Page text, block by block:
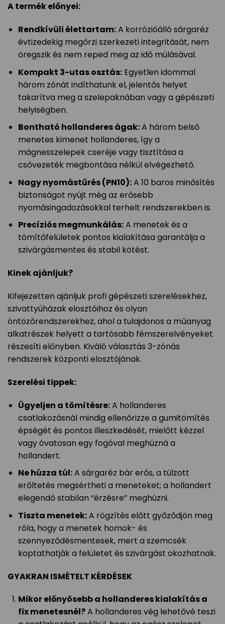
A termék előnyei:
Rendkívüli élettartam:A korrózióálló sárgaréz
évtizedekig megőrzi szerkezeti integritását, nem
öregszik és nem reped meg az idő múlásával.
Kompakt 3-utas osztás:Egyetlen idommal
három zónát indíthatunk el, jelentős helyet
takarítva meg a szelepaknában vagy a gépészeti
helyiségben.
Bontható hollanderes ágak:A három belső
menetes kimenet hollanderes, így a
mágnesszelepek cseréje vagy tisztítása a
csővezeték megbontása nélkül elvégezhető.
Nagy nyomástűrés (PN10):A 10 baros minősítés
biztonságot nyújt még az erősebb
nyomásingadozásokkal terhelt rendszerekben is.
Precíziós megmunkálás:A menetek és a
tömítőfelületek pontos kialakítása garantálja a
szivárgásmentes és stabil kötést.
Kinek ajánljuk?
Kifejezetten ajánljuk profi gépészeti szerelésekhez,
szivattyúházak elosztóihoz és olyan
öntözőrendszerekhez, ahol a tulajdonos a műanyag
alkatrészek helyett a tartósabb fémszerelvényeket
részesíti előnyben. Kiváló választás 3-zónás
rendszerek központi elosztójának.
Szerelési tippek:
Ügyeljen a tömítésre:A hollanderes
csatlakozásnál mindig ellenőrizze a gumitömítés
épségét és pontos illeszkedését, mielőtt kézzel
vagy óvatosan egy fogóval meghúzná a
hollandert.
Ne húzza túl:A sárgaréz bár erős, a túlzott
erőltetés megsértheti a meneteket; a hollandert
elegendő stabilan “érzésre” meghúzni.
Tiszta menetek:A rögzítés előtt győződjön meg
róla, hogy a menetek homok- és
szennyeződésmentesek, mert a szemcsék
koptathatják a felületet és szivárgást okozhatnak.
GYAKRAN ISMÉTELT KÉRDÉSEK
Mikor előnyösebb a hollanderes kialakítás a
fix menetesnél?A hollanderes vég lehetővé teszi